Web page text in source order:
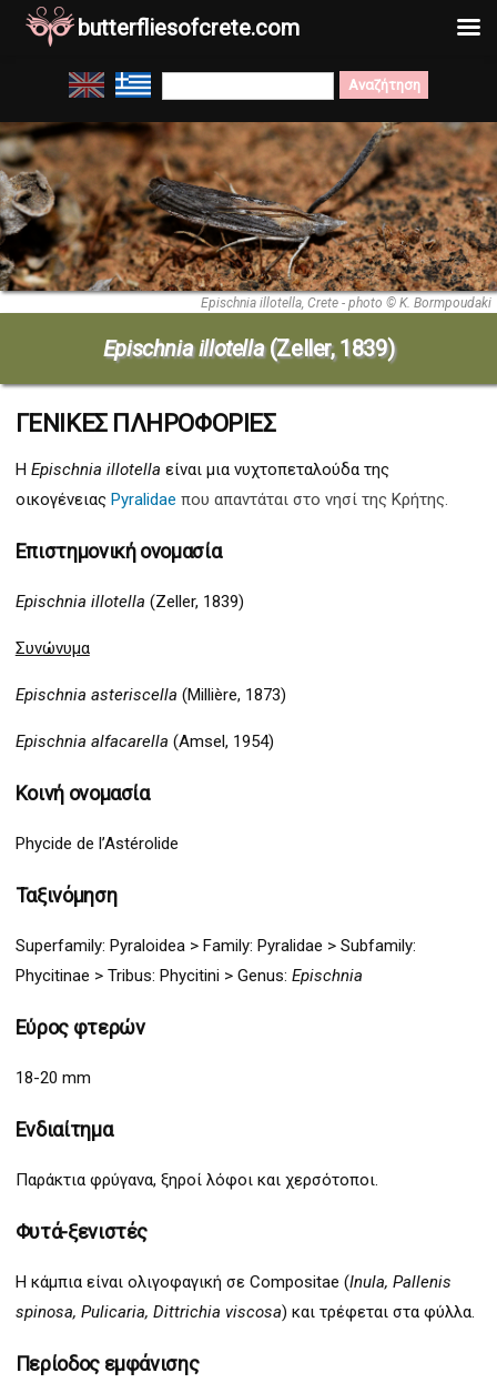
Μετάβαση
στο
περιεχόμενο
Search
for:
Epischnia illotella, Crete - photo © K. Bormpoudaki
Epischnia illotella(Zeller, 1839)
ΓΕΝΙΚΕΣ ΠΛΗΡΟΦΟΡΙΕΣ
Η Epischnia illotella είναι μια νυχτοπεταλούδα της
οικογένειας Pyralidae που απαντάται στο νησί της Κρήτης.
Επιστημονική ονομασία
Epischnia illotella (Zeller, 1839)
Συνώνυμα
Epischnia asteriscella (Millière, 1873)
Epischnia alfacarella (Amsel, 1954)
Κοινή ονομασία
Phycide de l’Astérolide
Ταξινόμηση
Superfamily: Pyraloidea > Family: Pyralidae > Subfamily:
Phycitinae > Tribus: Phycitini > Genus: Epischnia
Εύρος φτερών
18-20 mm
Ενδιαίτημα
Παράκτια φρύγανα, ξηροί λόφοι και χερσότοποι.
Φυτά-ξενιστές
Η κάμπια είναι ολιγοφαγική σε Compositae (Inula, Pallenis
spinosa, Pulicaria, Dittrichia viscosa) και τρέφεται στα φύλλα.
Περίοδος εμφάνισης
butterfliesofcrete.com